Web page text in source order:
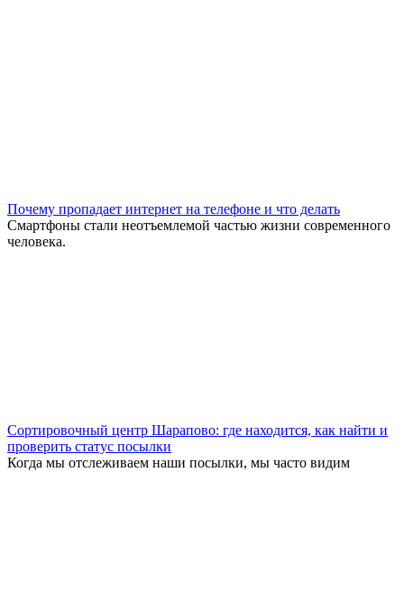
Почему пропадает интернет на телефоне и что делать
Смартфоны стали неотъемлемой частью жизни современного
человека.
Сортировочный центр Шарапово: где находится, как найти и
проверить статус посылки
Когда мы отслеживаем наши посылки, мы часто видим